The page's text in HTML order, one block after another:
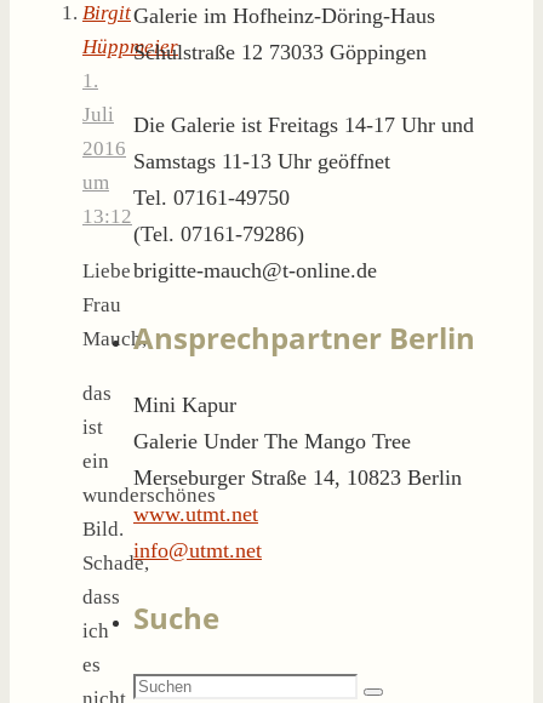
Birgit
Hüppmeier
1.
Juli
2016
um
13:12
Liebe
Frau
Mauch,
das
ist
ein
wunderschönes
Bild.
Schade,
dass
ich
es
Galerie im Hofheinz-Döring-Haus
Schulstraße 12 73033 Göppingen
Die Galerie ist Freitags 14-17 Uhr und
Samstags 11-13 Uhr geöffnet
Tel. 07161-49750
(Tel. 07161-79286)
brigitte-mauch@t-online.de
Ansprechpartner Berlin
Mini Kapur
Galerie Under The Mango Tree
Merseburger Straße 14, 10823 Berlin
www.utmt.net
info@utmt.net
Suche
Suchen